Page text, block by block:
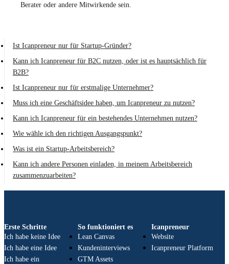
Berater oder andere Mitwirkende sein.
Ist Icanpreneur nur für Startup-Gründer?
Kann ich Icanpreneur für B2C nutzen, oder ist es hauptsächlich für
B2B?
Ist Icanpreneur nur für erstmalige Unternehmer?
Muss ich eine Geschäftsidee haben, um Icanpreneur zu nutzen?
Kann ich Icanpreneur für ein bestehendes Unternehmen nutzen?
Wie wähle ich den richtigen Ausgangspunkt?
Was ist ein Startup-Arbeitsbereich?
Kann ich andere Personen einladen, in meinem Arbeitsbereich
zusammenzuarbeiten?
Erste Schritte
Ich habe keine Idee
Ich habe eine Idee
Ich habe ein
So funktioniert es
Lean Canvas
Kundeninterviews
GTM Assets
Icanpreneur
Website
Icanpreneur Platform